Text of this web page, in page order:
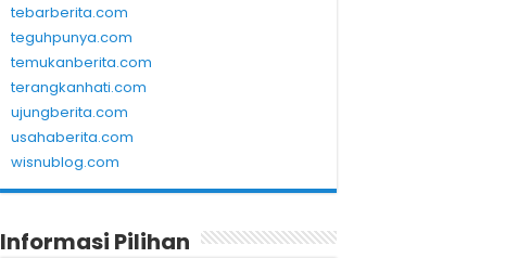
tebarberita.com
teguhpunya.com
temukanberita.com
terangkanhati.com
ujungberita.com
usahaberita.com
wisnublog.com
Informasi Pilihan